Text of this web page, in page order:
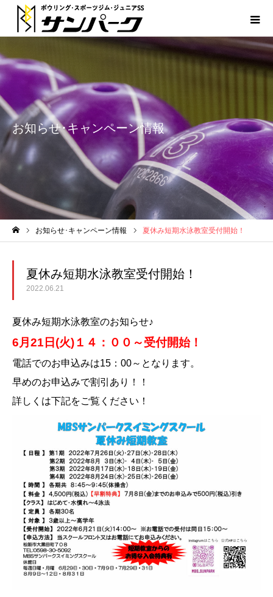
お知らせ･キャンペーン情報
お知らせ･キャンペーン情報 夏休み短期水泳教室受付開始！
夏休み短期水泳教室受付開始！
2022.06.21
夏休み短期水泳教室のお知らせ♪
6月21日(火)１４：００～受付開始！
電話でのお申込みは15：00～となります。
早めのお申込みで割引あり！！
詳しくは下記をご覧ください！